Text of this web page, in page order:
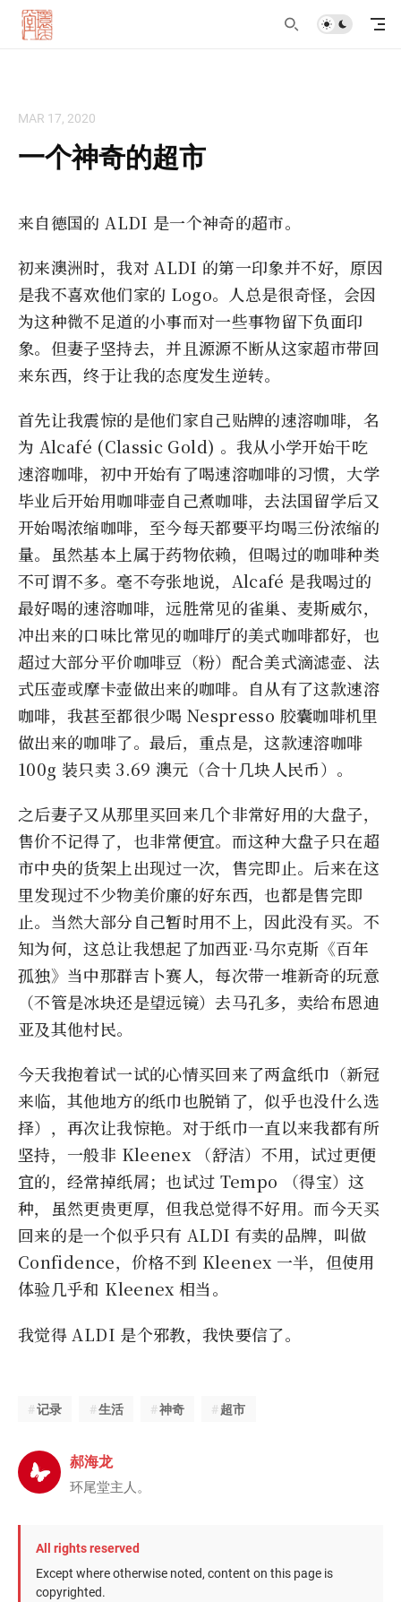
MAR 17, 2020
一个神奇的超市
来自德国的 ALDI 是一个神奇的超市。
初来澳洲时，我对 ALDI 的第一印象并不好，原因
是我不喜欢他们家的 Logo。人总是很奇怪，会因
为这种微不足道的小事而对一些事物留下负面印
象。但妻子坚持去，并且源源不断从这家超市带回
来东西，终于让我的态度发生逆转。
首先让我震惊的是他们家自己贴牌的速溶咖啡，名
为 Alcafé (Classic Gold) 。我从小学开始干吃
速溶咖啡，初中开始有了喝速溶咖啡的习惯，大学
毕业后开始用咖啡壶自己煮咖啡，去法国留学后又
开始喝浓缩咖啡，至今每天都要平均喝三份浓缩的
量。虽然基本上属于药物依赖，但喝过的咖啡种类
不可谓不多。毫不夸张地说，Alcafé 是我喝过的
最好喝的速溶咖啡，远胜常见的雀巢、麦斯威尔，
冲出来的口味比常见的咖啡厅的美式咖啡都好，也
超过大部分平价咖啡豆（粉）配合美式滴滤壶、法
式压壶或摩卡壶做出来的咖啡。自从有了这款速溶
咖啡，我甚至都很少喝 Nespresso 胶囊咖啡机里
做出来的咖啡了。最后，重点是，这款速溶咖啡
100g 装只卖 3.69 澳元（合十几块人民币）。
之后妻子又从那里买回来几个非常好用的大盘子，
售价不记得了，也非常便宜。而这种大盘子只在超
市中央的货架上出现过一次，售完即止。后来在这
里发现过不少物美价廉的好东西，也都是售完即
止。当然大部分自己暂时用不上，因此没有买。不
知为何，这总让我想起了加西亚·马尔克斯《百年
孤独》当中那群吉卜赛人，每次带一堆新奇的玩意
（不管是冰块还是望远镜）去马孔多，卖给布恩迪
亚及其他村民。
今天我抱着试一试的心情买回来了两盒纸巾（新冠
来临，其他地方的纸巾也脱销了，似乎也没什么选
择），再次让我惊艳。对于纸巾一直以来我都有所
坚持，一般非 Kleenex （舒洁）不用，试过更便
宜的，经常掉纸屑；也试过 Tempo （得宝）这
种，虽然更贵更厚，但我总觉得不好用。而今天买
回来的是一个似乎只有 ALDI 有卖的品牌，叫做
Confidence，价格不到 Kleenex 一半，但使用
体验几乎和 Kleenex 相当。
我觉得 ALDI 是个邪教，我快要信了。
记录 生活 神奇 超市
郝海龙
环尾堂主人。
All rights reserved
Except where otherwise noted, content on this page is
copyrighted.